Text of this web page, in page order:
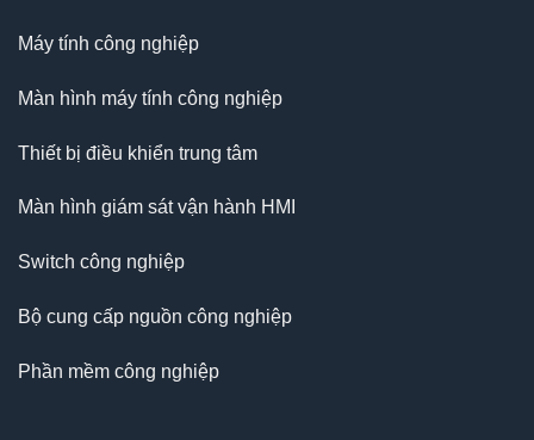
Máy tính công nghiệp
Màn hình máy tính công nghiệp
Thiết bị điều khiển trung tâm
Màn hình giám sát vận hành HMI
Switch công nghiệp
Bộ cung cấp nguồn công nghiệp
Phần mềm công nghiệp